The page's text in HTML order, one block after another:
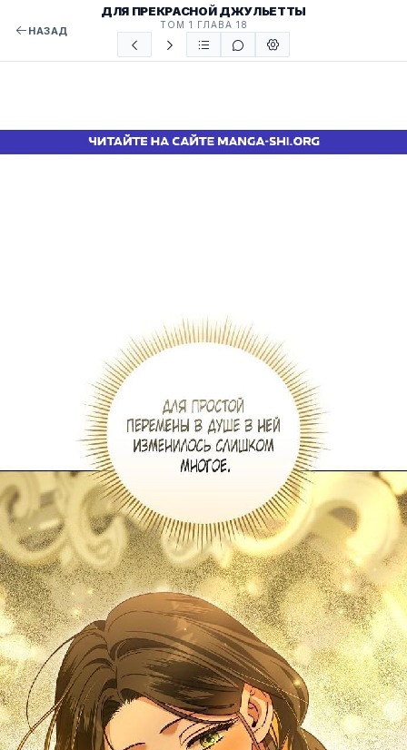
НАЗАД
ДЛЯ ПРЕКРАСНОЙ ДЖУЛЬЕТТЫ
ТОМ 1 ГЛАВА 18